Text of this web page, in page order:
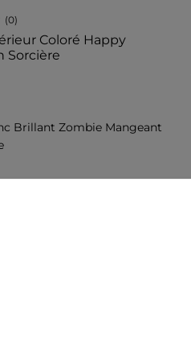
(0)
Coloré Happy
Sorcière